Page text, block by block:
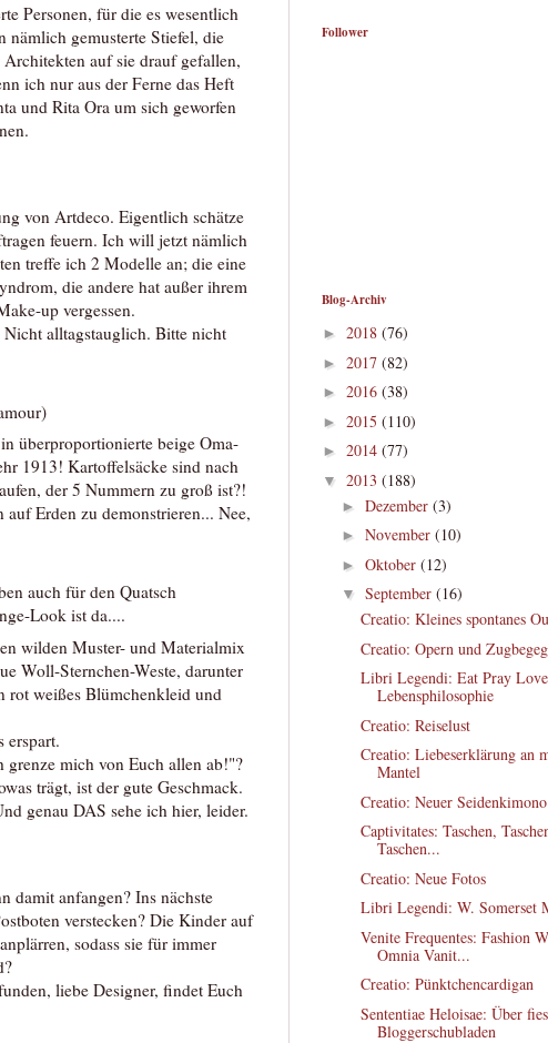
Personen, für die es wesentlich
nämlich gemusterte Stiefel, die
Architekten auf sie drauf gefallen,
ich nur aus der Ferne das Heft
und Rita Ora um sich geworfen
von Artdeco. Eigentlich schätze
feuern. Ich will jetzt nämlich
treffe ich 2 Modelle an; die eine
die andere hat außer ihrem
up vergessen.
alltagstauglich. Bitte nicht
überproportionierte beige Oma-
1913! Kartoffelsäcke sind nach
der 5 Nummern zu groß ist?!
Erden zu demonstrieren... Nee,
auch für den Quatsch
Look ist da....
wilden Muster- und Materialmix
Woll-Sternchen-Weste, darunter
rot weißes Blümchenkleid und
erspart.
mich von Euch allen ab!"?
trägt, ist der gute Geschmack.
genau DAS sehe ich hier, leider.
damit anfangen? Ins nächste
verstecken? Die Kinder auf
sodass sie für immer
liebe Designer, findet Euch
Follower
Blog-Archiv
► 2018 (76)
► 2017 (82)
► 2016 (38)
► 2015 (110)
► 2014 (77)
▼ 2013 (188)
► Dezember (3)
► November (10)
► Oktober (12)
▼ September (16)
Creatio: Kleines spontanes
Creatio: Opern und
Libri Legendi: Eat Pray
Lebensphilosophie
Creatio: Reiselust
Creatio: Liebeserklärung an
Mantel
Creatio: Neuer Seidenkimono
Captivitates: Taschen,
Taschen...
Creatio: Neue Fotos
Libri Legendi: W. Somerset
Venite Frequentes: Fashion
Omnia Vanit...
Creatio: Pünktchencardigan
Sententiae Heloisae: Über
Bloggerschubladen